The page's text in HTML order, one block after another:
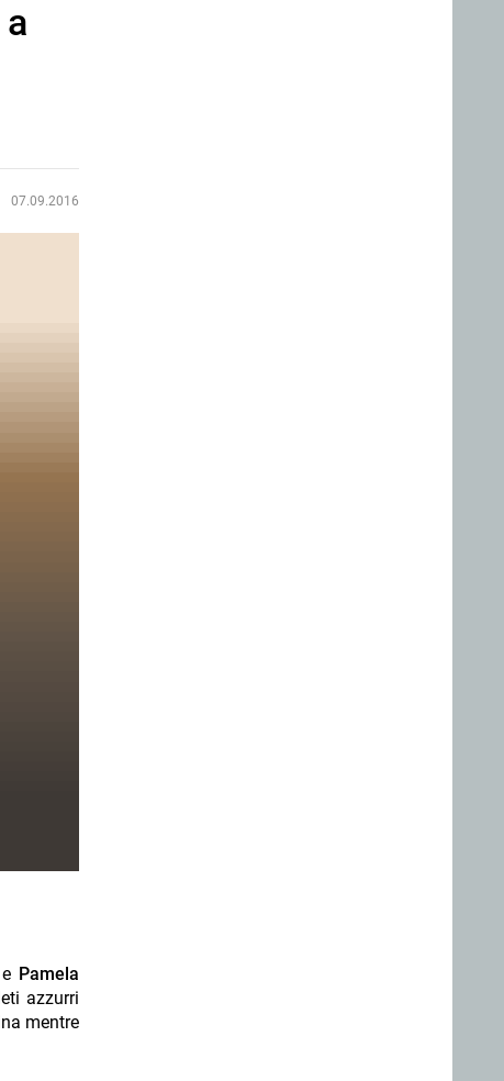
07.09.2016
Pamela
azzurri
mentre